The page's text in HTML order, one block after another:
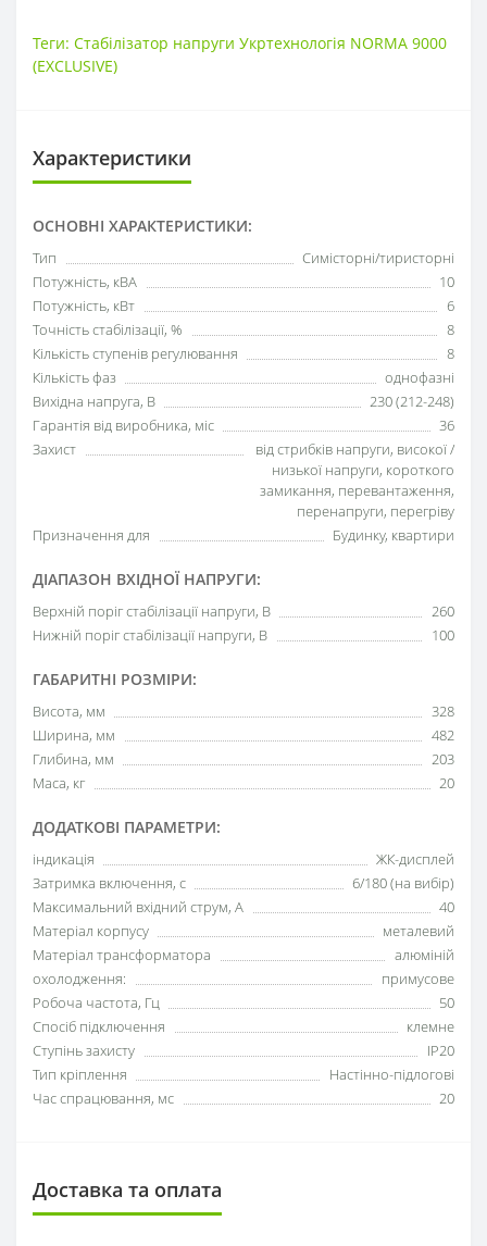
Теги: Стабілізатор напруги Укртехнологія NORMA 9000
(EXСLUSIVE)
Характеристики
ОСНОВНІ ХАРАКТЕРИСТИКИ:
Тип
Симісторні/тиристорні
Потужність, кВА
10
Потужність, кВт
6
Точність стабілізації, %
8
Кількість ступенів регулювання
8
Кількість фаз
однофазні
Вихідна напруга, В
230 (212-248)
Гарантія від виробника, міс
36
Захист
від стрибків напруги, високої /
низької напруги, короткого
замикання, перевантаження,
перенапруги, перегріву
Призначення для
Будинку, квартири
ДІАПАЗОН ВХІДНОЇ НАПРУГИ:
Верхній поріг стабілізації напруги, В
260
Нижній поріг стабілізації напруги, В
100
ГАБАРИТНІ РОЗМІРИ:
Висота, мм
328
Ширина, мм
482
Глибина, мм
203
Маса, кг
20
ДОДАТКОВІ ПАРАМЕТРИ:
індикація
ЖК-дисплей
Затримка включення, с
6/180 (на вибір)
Максимальний вхідний струм, А
40
Матеріал корпусу
металевий
Матеріал трансформатора
алюміній
охолодження:
примусове
Робоча частота, Гц
50
Спосіб підключення
клемне
Ступінь захисту
IP20
Тип кріплення
Настінно-підлогові
Час спрацювання, мс
20
Доставка та оплата